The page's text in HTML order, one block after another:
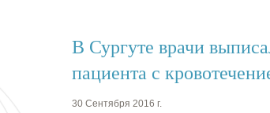
В Сургуте врачи
пациента с
30 Сентября 2016 г.